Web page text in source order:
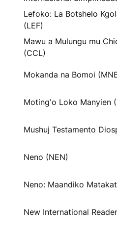
Lefoko: La Botshelo
(LEF)
Mawu a Mulungu mu
(CCL)
Mokanda na Bomoi
Motingʼo Loko Manyien
Mushuj Testamento
Neno (NEN)
Neno: Maandiko
New International